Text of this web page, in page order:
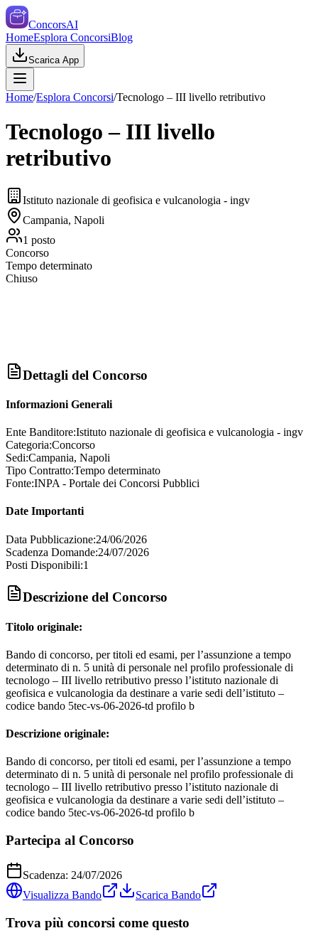
ConcorsAI
HomeEsplora ConcorsiBlog
Scarica App
Home/Esplora Concorsi/Tecnologo – III livello retributivo
Tecnologo – III livello
retributivo
Istituto nazionale di geofisica e vulcanologia - ingv
Campania, Napoli
1 posto
Concorso
Tempo determinato
Chiuso
Dettagli del Concorso
Informazioni Generali
Ente Banditore:Istituto nazionale di geofisica e vulcanologia - ingv
Categoria:Concorso
Sedi:Campania, Napoli
Tipo Contratto:Tempo determinato
Fonte:INPA - Portale dei Concorsi Pubblici
Date Importanti
Data Pubblicazione:24/06/2026
Scadenza Domande:24/07/2026
Posti Disponibili:1
Descrizione del Concorso
Titolo originale:
Bando di concorso, per titoli ed esami, per l’assunzione a tempo
determinato di n. 5 unità di personale nel profilo professionale di
tecnologo – III livello retributivo presso l’istituto nazionale di
geofisica e vulcanologia da destinare a varie sedi dell’istituto –
codice bando 5tec-vs-06-2026-td profilo b
Descrizione originale:
Bando di concorso, per titoli ed esami, per l’assunzione a tempo
determinato di n. 5 unità di personale nel profilo professionale di
tecnologo – III livello retributivo presso l’istituto nazionale di
geofisica e vulcanologia da destinare a varie sedi dell’istituto –
codice bando 5tec-vs-06-2026-td profilo b
Partecipa al Concorso
Scadenza: 24/07/2026
Visualizza Bando
Scarica Bando
Trova più concorsi come questo